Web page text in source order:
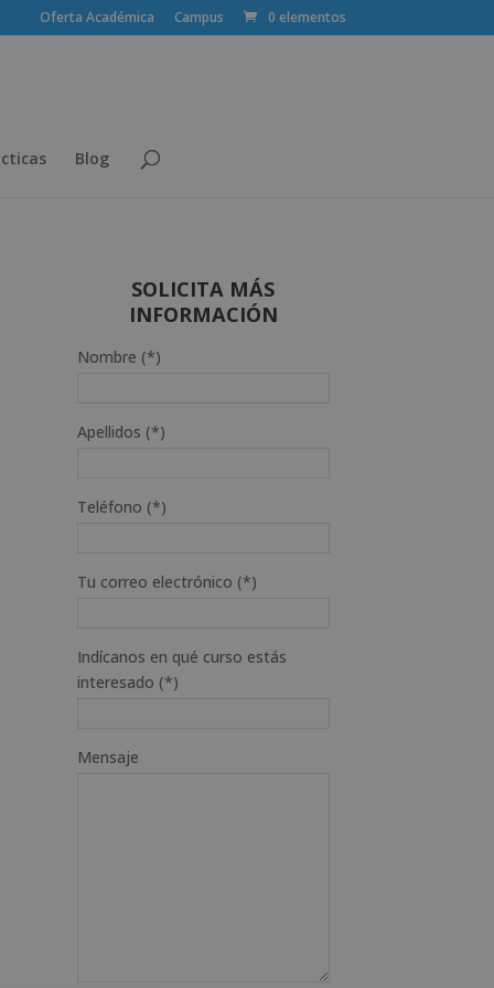
Oferta Académica Campus 0 elementos
Blog
SOLICITA MÁS
INFORMACIÓN
Nombre (*)
Apellidos (*)
Teléfono (*)
Tu correo electrónico (*)
Indícanos en qué curso estás
interesado (*)
Mensaje